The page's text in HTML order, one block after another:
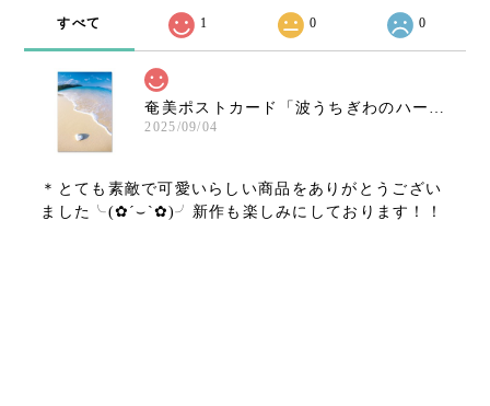
すべて 1 0 0
奄美ポストカード「波うちぎわのハートサンゴ／倉崎」
2025/09/04
＊とても素敵で可愛いらしい商品をありがとうござい
ました╰(✿´⌣`✿)╯新作も楽しみにしております！！